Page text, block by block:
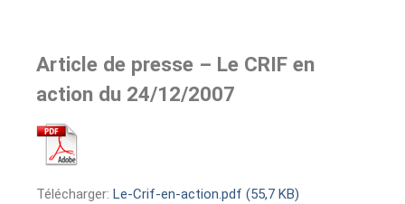
Article de presse – Le CRIF en
action du 24/12/2007
Télécharger: Le-Crif-en-action.pdf (55,7 KB)